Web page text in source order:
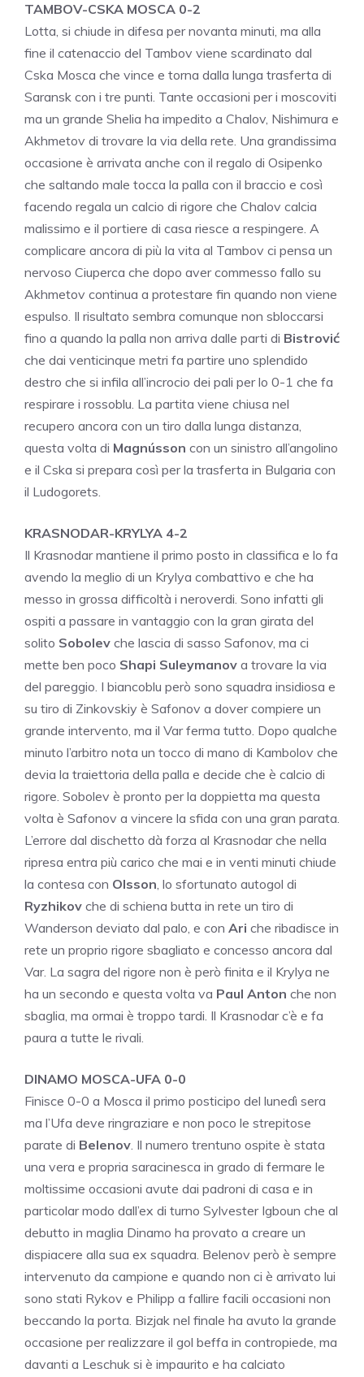
TAMBOV-CSKA MOSCA 0-2
Lotta, si chiude in difesa per novanta minuti, ma alla
fine il catenaccio del Tambov viene scardinato dal
Cska Mosca che vince e torna dalla lunga trasferta di
Saransk con i tre punti. Tante occasioni per i moscoviti
ma un grande Shelia ha impedito a Chalov, Nishimura e
Akhmetov di trovare la via della rete. Una grandissima
occasione è arrivata anche con il regalo di Osipenko
che saltando male tocca la palla con il braccio e così
facendo regala un calcio di rigore che Chalov calcia
malissimo e il portiere di casa riesce a respingere. A
complicare ancora di più la vita al Tambov ci pensa un
nervoso Ciuperca che dopo aver commesso fallo su
Akhmetov continua a protestare fin quando non viene
espulso. Il risultato sembra comunque non sbloccarsi
fino a quando la palla non arriva dalle parti di Bistrović
che dai venticinque metri fa partire uno splendido
destro che si infila all’incrocio dei pali per lo 0-1 che fa
respirare i rossoblu. La partita viene chiusa nel
recupero ancora con un tiro dalla lunga distanza,
questa volta di Magnússon con un sinistro all’angolino
e il Cska si prepara così per la trasferta in Bulgaria con
il Ludogorets.
KRASNODAR-KRYLYA 4-2
Il Krasnodar mantiene il primo posto in classifica e lo fa
avendo la meglio di un Krylya combattivo e che ha
messo in grossa difficoltà i neroverdi. Sono infatti gli
ospiti a passare in vantaggio con la gran girata del
solito Sobolev che lascia di sasso Safonov, ma ci
mette ben poco Shapi Suleymanov a trovare la via
del pareggio. I biancoblu però sono squadra insidiosa e
su tiro di Zinkovskiy è Safonov a dover compiere un
grande intervento, ma il Var ferma tutto. Dopo qualche
minuto l’arbitro nota un tocco di mano di Kambolov che
devia la traiettoria della palla e decide che è calcio di
rigore. Sobolev è pronto per la doppietta ma questa
volta è Safonov a vincere la sfida con una gran parata.
L’errore dal dischetto dà forza al Krasnodar che nella
ripresa entra più carico che mai e in venti minuti chiude
la contesa con Olsson, lo sfortunato autogol di
Ryzhikov che di schiena butta in rete un tiro di
Wanderson deviato dal palo, e con Ari che ribadisce in
rete un proprio rigore sbagliato e concesso ancora dal
Var. La sagra del rigore non è però finita e il Krylya ne
ha un secondo e questa volta va Paul Anton che non
sbaglia, ma ormai è troppo tardi. Il Krasnodar c’è e fa
paura a tutte le rivali.
DINAMO MOSCA-UFA 0-0
Finisce 0-0 a Mosca il primo posticipo del lunedì sera
ma l’Ufa deve ringraziare e non poco le strepitose
parate di Belenov. Il numero trentuno ospite è stata
una vera e propria saracinesca in grado di fermare le
moltissime occasioni avute dai padroni di casa e in
particolar modo dall’ex di turno Sylvester Igboun che al
debutto in maglia Dinamo ha provato a creare un
dispiacere alla sua ex squadra. Belenov però è sempre
intervenuto da campione e quando non ci è arrivato lui
sono stati Rykov e Philipp a fallire facili occasioni non
beccando la porta. Bizjak nel finale ha avuto la grande
occasione per realizzare il gol beffa in contropiede, ma
davanti a Leschuk si è impaurito e ha calciato